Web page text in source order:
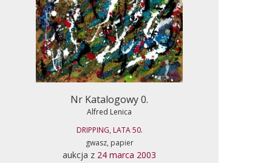
Nr Katalogowy 0.
Alfred Lenica
DRIPPING, LATA 50.
gwasz, papier
aukcja z 24 marca 2003